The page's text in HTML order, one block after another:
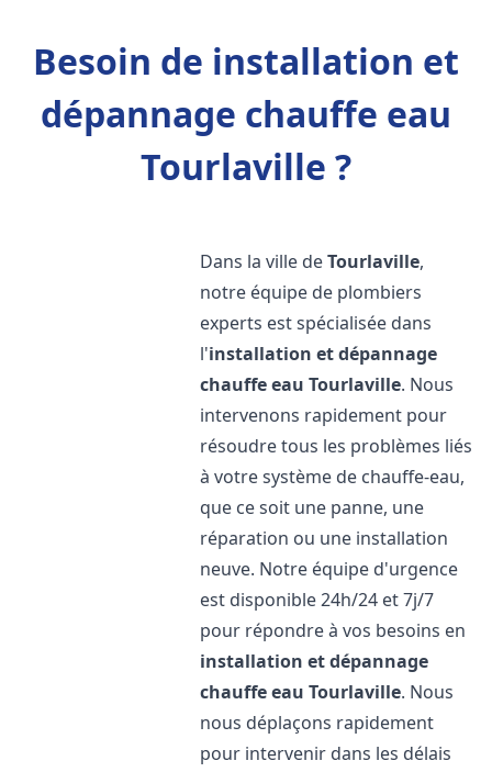
Besoin de installation et
dépannage chauffe eau
Tourlaville ?
Dans la ville deTourlaville,
notre équipe de plombiers
experts est spécialisée dans
l'installation et dépannage
chauffe eau Tourlaville. Nous
intervenons rapidement pour
résoudre tous les problèmes liés
à votre système de chauffe-eau,
que ce soit une panne, une
réparation ou une installation
neuve. Notre équipe d'urgence
est disponible 24h/24 et 7j/7
pour répondre à vos besoins en
installation et dépannage
chauffe eau Tourlaville. Nous
nous déplaçons rapidement
pour intervenir dans les délais